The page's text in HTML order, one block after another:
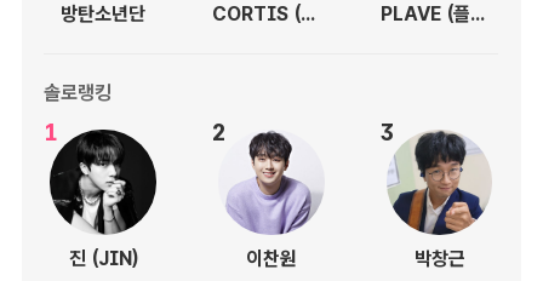
방탄소년단 CORTIS (코르티스) PLAVE (플레이브)
솔로랭킹
1
진 (JIN)
2
이찬원
3
박창근